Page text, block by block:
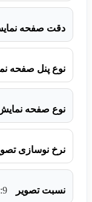
دقت صفحه
نوع پنل صفحه
نوع صفحه
نرخ نوسازی
نسبت تصویر